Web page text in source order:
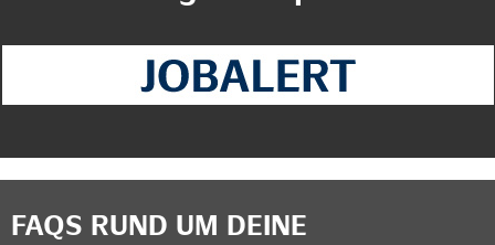
FAQS RUND UM DEINE